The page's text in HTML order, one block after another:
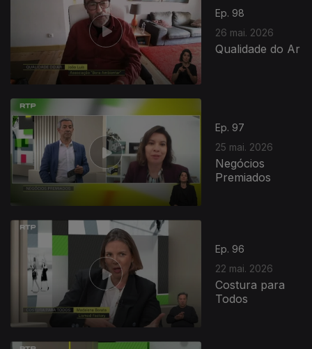
Ep. 98
26 mai. 2026
Qualidade do Ar
Ep. 97
25 mai. 2026
Negócios
Premiados
Ep. 96
22 mai. 2026
Costura para
Todos